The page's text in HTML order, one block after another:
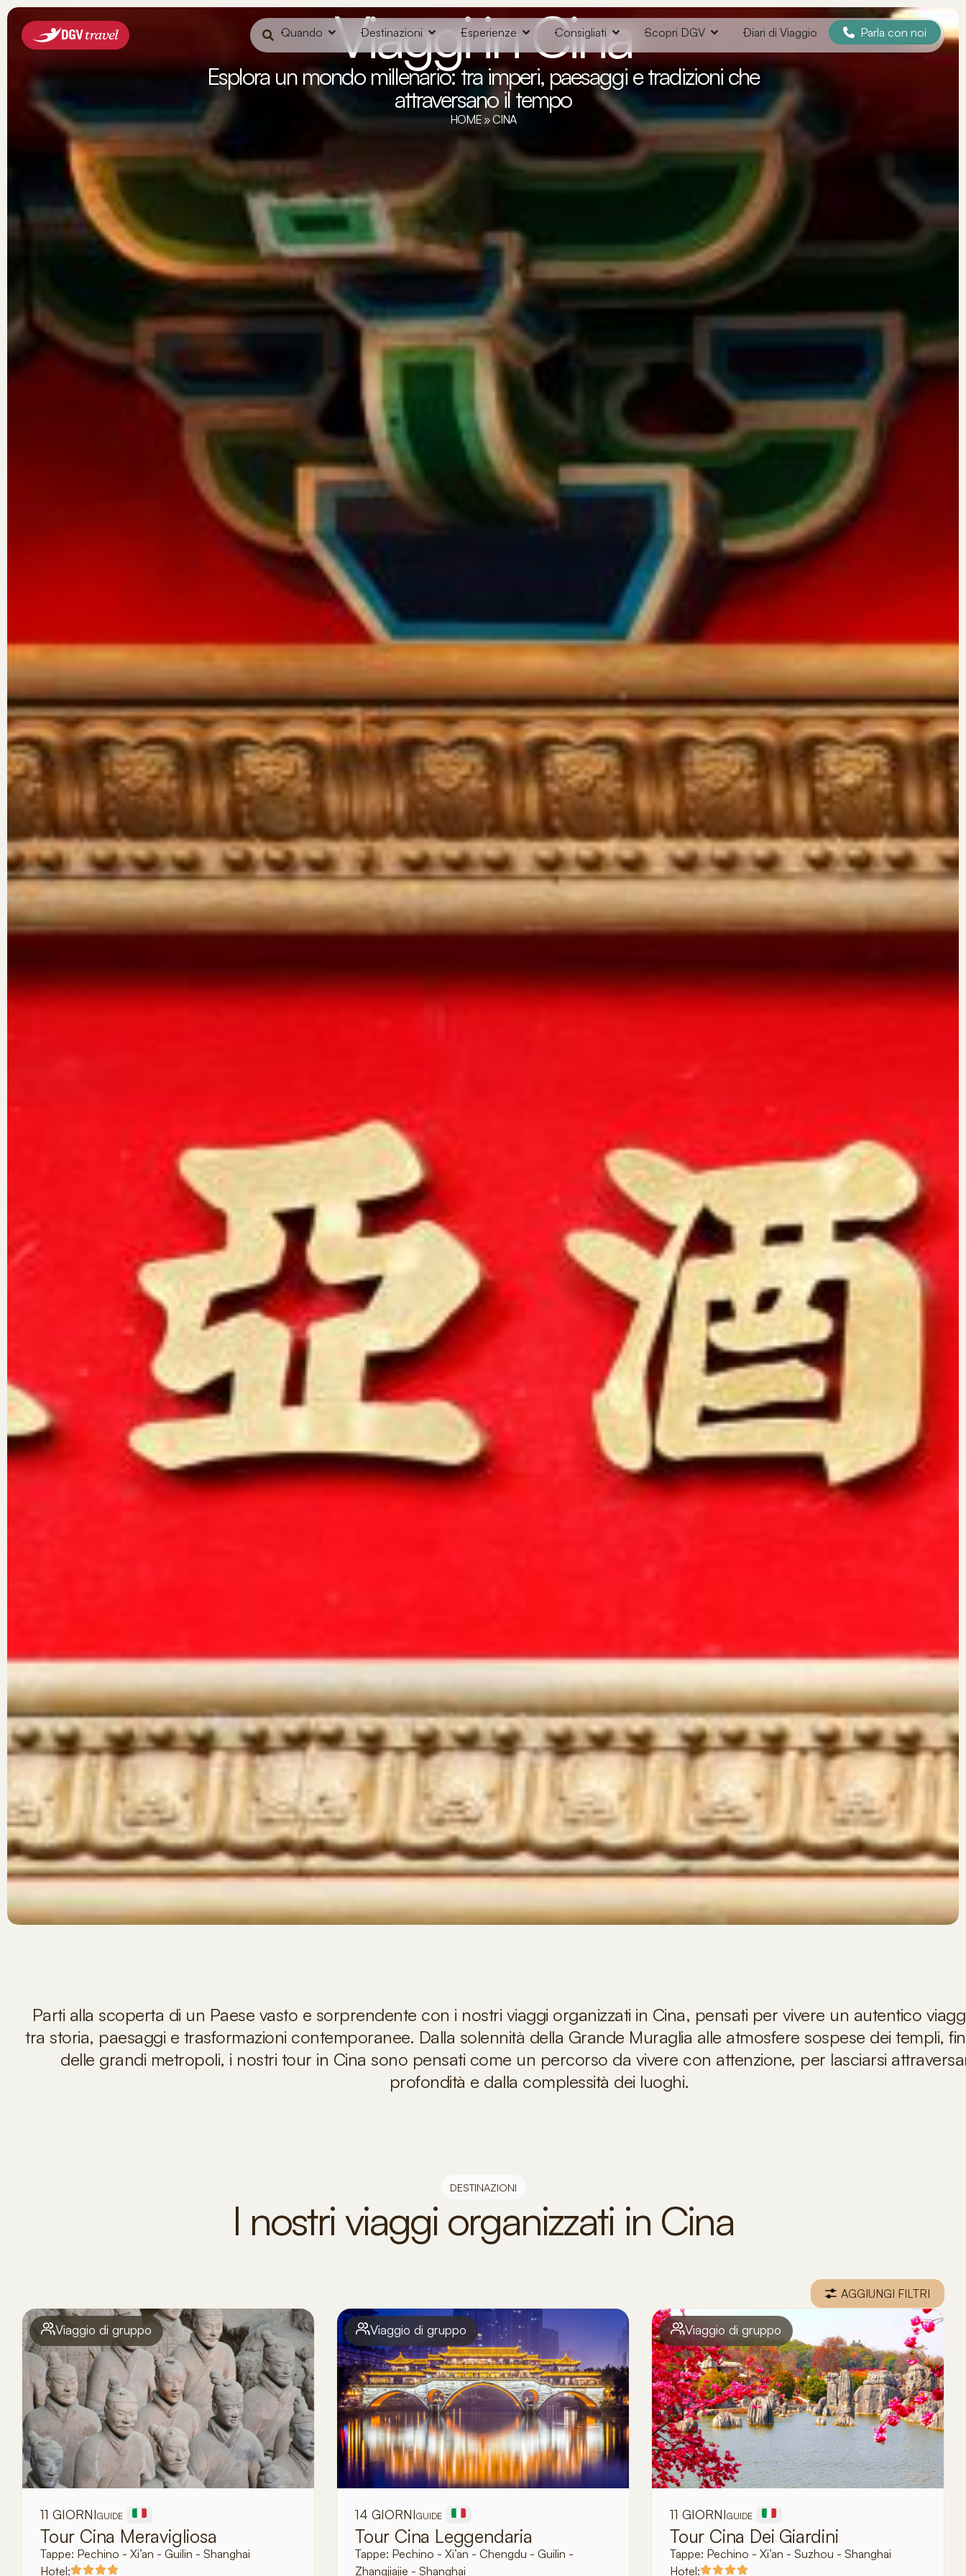
Quando Destinazioni Esperienze Consigliati Scopri DGV Diari di Viaggio Parla con noi
Viaggi in Cina
Esplora un mondo millenario: tra imperi, paesaggi e tradizioni che
attraversano il tempo
HOME »CINA
Parti alla scoperta di un Paese vasto e sorprendente con i nostri viaggi organizzati in Cina, pensati per vivere un autentico
tra storia, paesaggi e trasformazioni contemporanee. Dalla solennità della Grande Muraglia alle atmosfere sospese dei templi,
delle grandi metropoli, i nostri tour in Cina sono pensati come un percorso da vivere con attenzione, per lasciarsi
profondità e dalla complessità dei luoghi.
DESTINAZIONI
I nostri viaggi organizzati in Cina
AGGIUNGI FILTRI
Viaggio di gruppo
11 GIORNIGUIDE
Tour Cina Meravigliosa
Tappe: Pechino - Xi’an - Guilin - Shanghai
Hotel:
Viaggio di gruppo
14 GIORNIGUIDE
Tour Cina Leggendaria
Tappe: Pechino - Xi’an - Chengdu - Guilin -
Zhangjiajie - Shanghai
Viaggio di gruppo
11 GIORNIGUIDE
Tour Cina Dei Giardini
Tappe: Pechino - Xi’an - Suzhou - Shanghai
Hotel: